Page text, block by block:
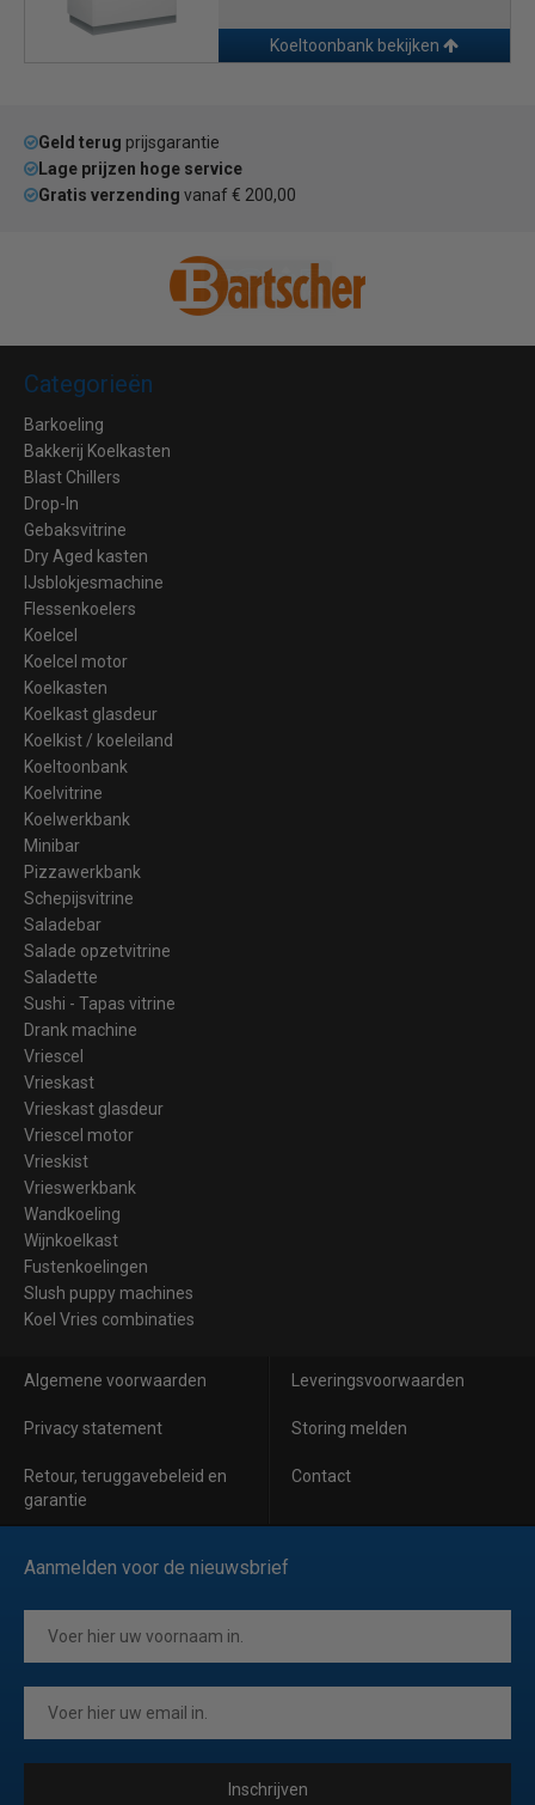
Koeltoonbank bekijken
Geld terug prijsgarantie
Lage prijzen hoge service
Gratis verzending vanaf € 200,00
Categorieën
Barkoeling
Bakkerij Koelkasten
Blast Chillers
Drop-In
Gebaksvitrine
Dry Aged kasten
IJsblokjesmachine
Flessenkoelers
Koelcel
Koelcel motor
Koelkasten
Koelkast glasdeur
Koelkist / koeleiland
Koeltoonbank
Koelvitrine
Koelwerkbank
Minibar
Pizzawerkbank
Schepijsvitrine
Saladebar
Salade opzetvitrine
Saladette
Sushi - Tapas vitrine
Drank machine
Vriescel
Vrieskast
Vrieskast glasdeur
Vriescel motor
Vrieskist
Vrieswerkbank
Wandkoeling
Wijnkoelkast
Fustenkoelingen
Slush puppy machines
Koel Vries combinaties
Algemene voorwaarden Leveringsvoorwaarden
Privacy statement Storing melden
Retour, teruggavebeleid en
garantie
Contact
Aanmelden voor de nieuwsbrief
Inschrijven